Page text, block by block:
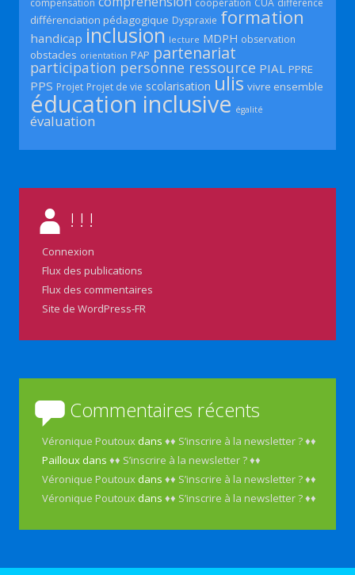
compensation coopération CUA différence
différenciation pédagogique Dyspraxie formation
handicap inclusion lecture MDPH observation
obstacles orientation PAP partenariat
participation personne ressource PIAL PPRE
PPS Projet Projet de vie scolarisation ulis vivre ensemble
éducation inclusive égalité
évaluation
! ! !
Connexion
Flux des publications
Flux des commentaires
Site de WordPress-FR
Commentaires récents
Véronique Poutoux dans♦♦ S’inscrire à la newsletter ? ♦♦
Pailloux dans♦♦ S’inscrire à la newsletter ? ♦♦
Véronique Poutoux dans♦♦ S’inscrire à la newsletter ? ♦♦
Véronique Poutoux dans♦♦ S’inscrire à la newsletter ? ♦♦